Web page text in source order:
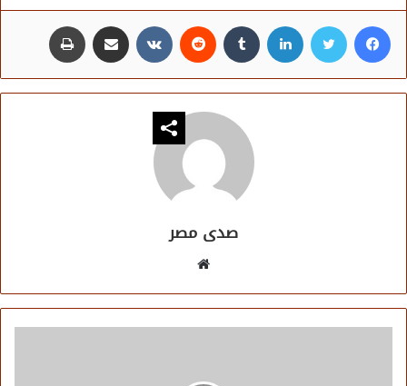
فيسبوك تويتر لينكدإن مشاركة عبر البريد
صدى مصر